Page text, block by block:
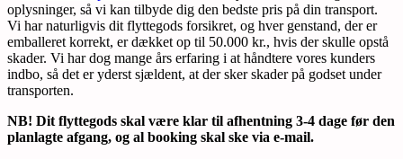
oplysninger, så vi kan tilbyde dig den bedste pris på din transport.
Vi har naturligvis dit flyttegods forsikret, og hver genstand, der er
emballeret korrekt, er dækket op til 50.000 kr., hvis der skulle opstå
skader. Vi har dog mange års erfaring i at håndtere vores kunders
indbo, så det er yderst sjældent, at der sker skader på godset under
transporten.
NB! Dit flyttegods skal være klar til afhentning 3-4 dage før den
planlagte afgang, og al booking skal ske via e-mail.